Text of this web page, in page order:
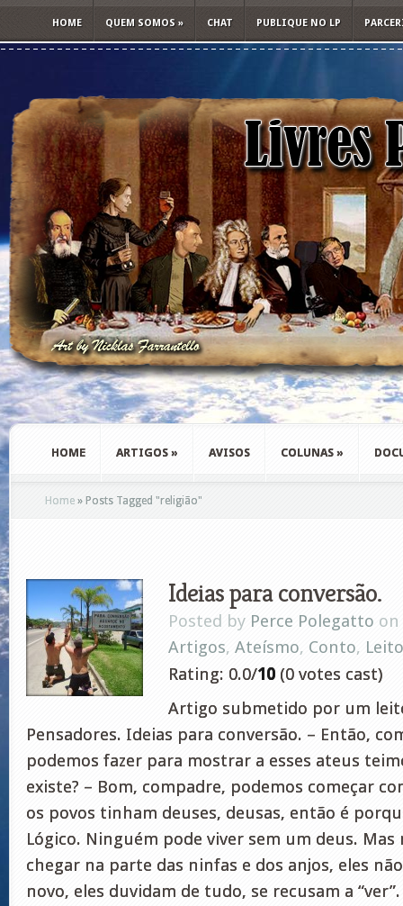
HOME QUEM SOMOS » CHAT PUBLIQUE NO LP
HOME ARTIGOS » AVISOS COLUNAS »
Home » Posts Tagged "religião"
Ideias para conversão.
Posted by Perce Polegatto on
Artigos, Ateísmo, Conto,
Rating: 0.0/10 (0 votes cast)
Artigo submetido por um
Pensadores. Ideias para conversão. – Então,
podemos fazer para mostrar a esses ateus
existe? – Bom, compadre, podemos começar
os povos tinham deuses, deusas, então é
Lógico. Ninguém pode viver sem um deus. Mas
chegar na parte das ninfas e dos anjos, eles
novo, eles duvidam de tudo, se recusam a